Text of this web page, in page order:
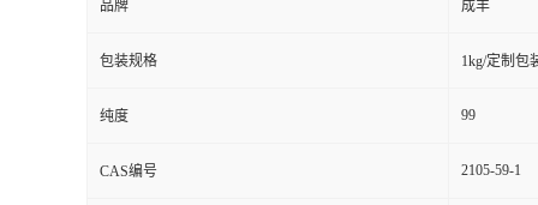
品牌 成丰
包装规格 1kg/定制包
纯度 99
CAS编号 2105-59-1